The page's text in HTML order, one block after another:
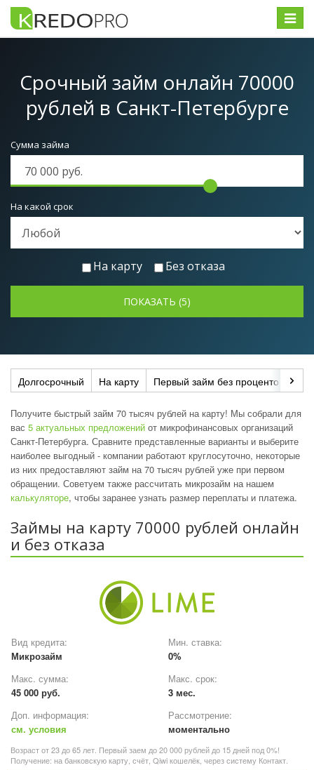
Меню
Срочный займ онлайн 70000
рублей в Санкт-Петербурге
Сумма займа
На какой срок
На карту Без отказа
Долгосрочный На карту Первый займ без процентов
Получите быстрый займ 70 тысяч рублей на карту! Мы собрали для
вас 5 актуальных предложений от микрофинансовых организаций
Санкт-Петербурга. Сравните представленные варианты и выберите
наиболее выгодный - компании работают круглосуточно, некоторые
из них предоставляют займ на 70 тысяч рублей уже при первом
обращении. Советуем также рассчитать микрозайм на нашем
калькуляторе, чтобы заранее узнать размер переплаты и платежа.
Займы на карту 70000 рублей онлайн
и без отказа
Вид кредита:
Микрозайм
Мин. ставка:
0%
Макс. сумма:
45 000 руб.
Макс. срок:
3 мес.
Доп. информация:
см. условия
Рассмотрение:
моментально
Возраст от 23 до 65 лет. Первый заем до 20 000 рублей до 15 дней под 0%!
Получение: на банковскую карту, счёт, Qiwi кошелёк, через систему Контакт.